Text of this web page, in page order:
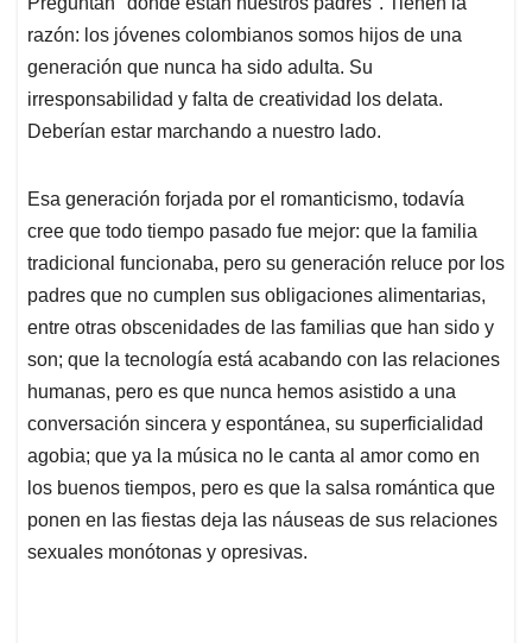
s
A
p
p
b
o
o
k
e
d
I
n
l
a
d
s
razón: los jóvenes colombianos somos hijos de una
generación que nunca ha sido adulta. Su
irresponsabilidad y falta de creatividad los delata.
Deberían estar marchando a nuestro lado.
Esa generación forjada por el romanticismo, todavía
cree que todo tiempo pasado fue mejor: que la familia
tradicional funcionaba, pero su generación reluce por los
padres que no cumplen sus obligaciones alimentarias,
entre otras obscenidades de las familias que han sido y
son; que la tecnología está acabando con las relaciones
humanas, pero es que nunca hemos asistido a una
conversación sincera y espontánea, su superficialidad
agobia; que ya la música no le canta al amor como en
los buenos tiempos, pero es que la salsa romántica que
ponen en las fiestas deja las náuseas de sus relaciones
sexuales monótonas y opresivas.